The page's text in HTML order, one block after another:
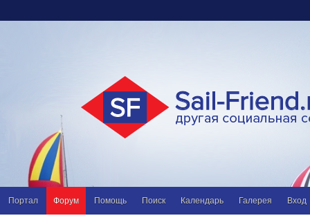
Портал Форум Помощь Поиск Календарь Галерея Вход